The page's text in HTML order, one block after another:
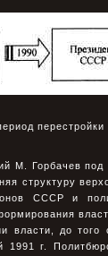
перестройки
М. Горбачев
структуру
СССР и
власти, до того
г.